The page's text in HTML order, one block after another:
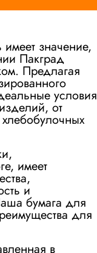
значение,
Пакград
Предлагая
условия
от
имеет
и
бумага для
для
в